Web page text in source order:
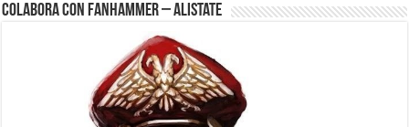
Colabora con FanHammer – Alistate